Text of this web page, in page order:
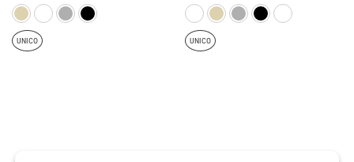
UNICO UNICO